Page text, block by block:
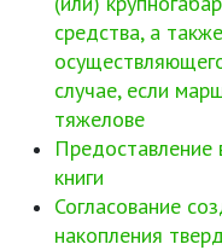
средства, а
случае, если
тяжелове
Предоставление
книги
Согласование
накопления